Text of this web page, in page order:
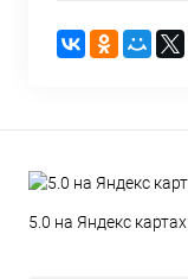
5.0 на Яндекс картах